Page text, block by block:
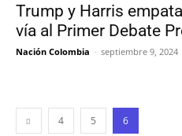
Trump y Harris
vía al Primer Debate
Nación Colombia - septiembre 9, 2024
4 5 6